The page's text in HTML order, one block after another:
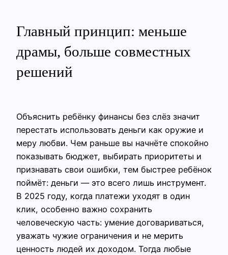
Главный принцип: меньше
драмы, больше совместных
решений
Объяснить ребёнку финансы без слёз значит
перестать использовать деньги как оружие и
меру любви. Чем раньше вы начнёте спокойно
показывать бюджет, выбирать приоритеты и
признавать свои ошибки, тем быстрее ребёнок
поймёт: деньги — это всего лишь инструмент.
В 2025 году, когда платежи уходят в один
клик, особенно важно сохранить
человеческую часть: умение договариваться,
уважать чужие ограничения и не мерить
ценность людей их доходом. Тогда любые